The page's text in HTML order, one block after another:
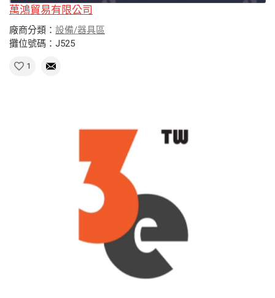
萬鴻貿易有限公司
廠商分類： 設備/器具區
攤位號碼：J525
1